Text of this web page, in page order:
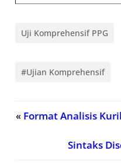
Uji Komprehensif PPG
#Ujian Komprehensif
« Format Analisis
Sintaks